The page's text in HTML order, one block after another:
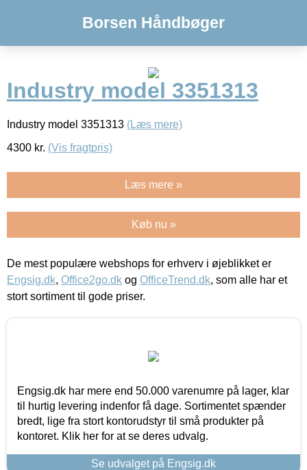
Borsen Håndbøger
Industry model 3351313
Industry model 3351313 (Læs mere)
4300 kr. (Vis fragtpris)
Læs mere »
Køb nu »
De mest populære webshops for erhverv i øjeblikket er
Engsig.dk, Office2go.dk og OfficeTrend.dk, som alle har et
stort sortiment til gode priser.
Engsig.dk har mere end 50.000 varenumre på lager, klar
til hurtig levering indenfor få dage. Sortimentet spænder
bredt, lige fra stort kontorudstyr til små produkter på
kontoret. Klik her for at se deres udvalg.
Se udvalget på Engsig.dk